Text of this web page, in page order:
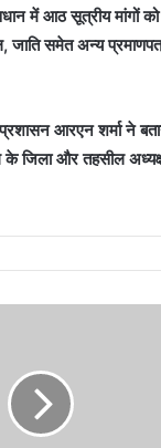
में आठ सूत्रीय मांगों
समेत अन्य
आरएन शर्मा ने
जिला और तहसील